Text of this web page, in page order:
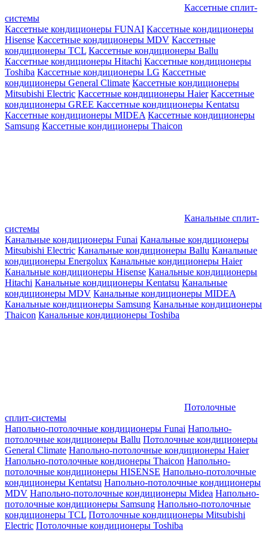
Кассетные сплит-
системы
Кассетные кондиционеры FUNAI Кассетные кондиционеры
Hisense Кассетные кондиционеры MDV Кассетные
кондиционеры TCL Кассетные кондиционеры Ballu
Кассетные кондиционеры Hitachi Кассетные кондиционеры
Toshiba Кассетные кондиционеры LG Кассетные
кондиционеры General Climate Кассетные кондиционеры
Mitsubishi Electric Кассетные кондиционеры Haier Кассетные
кондиционеры GREE Кассетные кондиционеры Kentatsu
Кассетные кондиционеры MIDEA Кассетные кондиционеры
Samsung Кассетные кондиционеры Thaicon
Канальные сплит-
системы
Канальные кондиционеры Funai Канальные кондиционеры
Mitsubishi Electric Канальные кондиционеры Ballu Канальные
кондиционеры Energolux Канальные кондиционеры Haier
Канальные кондиционеры Hisense Канальные кондиционеры
Hitachi Канальные кондиционеры Kentatsu Канальные
кондиционеры MDV Канальные кондиционеры MIDEA
Канальные кондиционеры Samsung Канальные кондиционеры
Thaicon Канальные кондиционеры Toshiba
Потолочные
сплит-системы
Напольно-потолочные кондиционеры Funai Напольно-
потолочные кондиционеры Ballu Потолочные кондиционеры
General Climate Напольно-потолочные кондиционеры Haier
Напольно-потолочные кондионеры Thaicon Напольно-
потолочные кондиционеры HISENSE Напольно-потолочные
кондиционеры Kentatsu Напольно-потолочные кондиционеры
MDV Напольно-потолочные кондиционеры Midea Напольно-
потолочные кондиционеры Samsung Напольно-потолочные
кондиционеры TCL Потолочные кондиционеры Mitsubishi
Electric Потолочные кондиционеры Toshiba